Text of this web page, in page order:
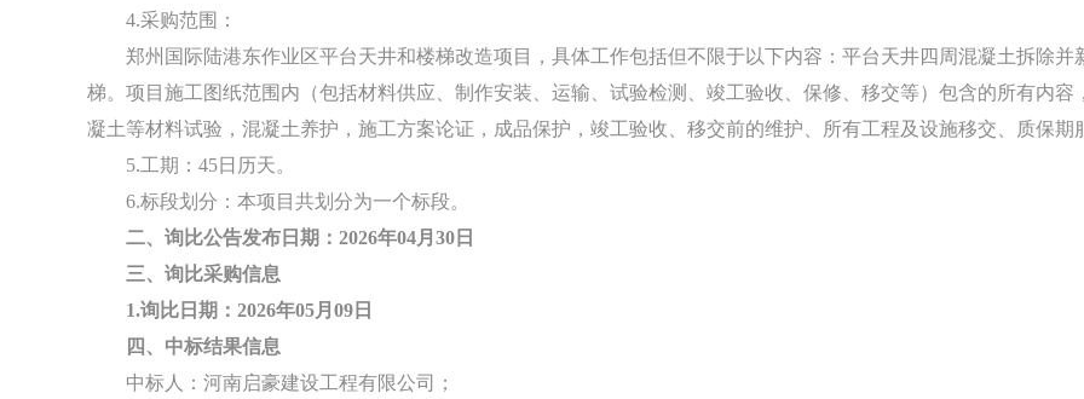
4.采购范围：
郑州国际陆港东作业区平台天井和楼梯改造项目，具体工作包括但不限于以下内容：平台天井四周混凝土拆除
梯。项目施工图纸范围内（包括材料供应、制作安装、运输、试验检测、竣工验收、保修、移交等）包含的所有内
凝土等材料试验，混凝土养护，施工方案论证，成品保护，竣工验收、移交前的维护、所有工程及设施移交、质保
5.工期：45日历天。
6.标段划分：本项目共划分为一个标段。
二、询比公告发布日期： 2026年04月30日
三、询比采购信息
1.询比日期：2026年05月09日
四、中标结果信息
中标人：河南启豪建设工程有限公司；